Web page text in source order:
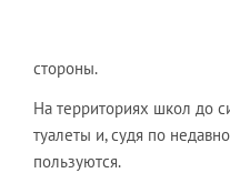
стороны.
На территориях школ до
туалеты и, судя по
пользуются.